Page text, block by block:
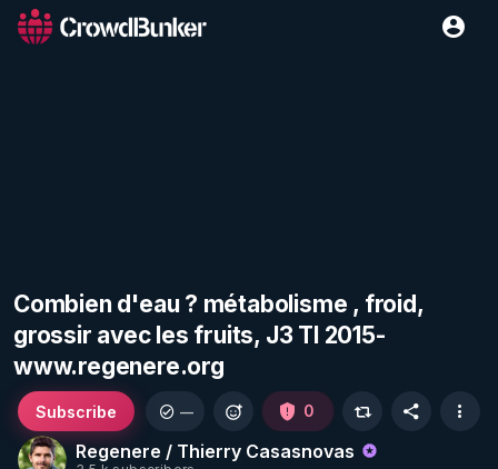
Combien d'eau ? métabolisme , froid,
grossir avec les fruits, J3 TI 2015-
www.regenere.org
Regenere / Thierry Casasnovas
Subscribe — 0